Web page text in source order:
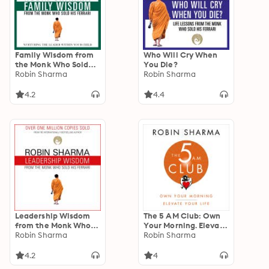
Family Wisdom from
the Monk Who Sold
His Ferrari
Robin Sharma
4.2
Who Will Cry When
You Die?
Robin Sharma
4.4
Leadership Wisdom
from the Monk Who
Sold His Ferrari: The 8
Leaders
Robin Sharma
4.2
The 5 AM Club: Own
Your Morning. Elevate
Your Life.
Robin Sharma
4